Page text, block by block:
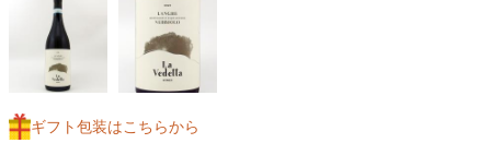
ギフト包装はこちらから